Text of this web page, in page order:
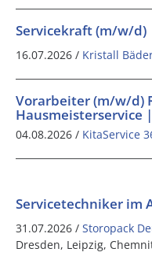
Servicekraft (m/w/d)
16.07.2026 / Kristall
Vorarbeiter (m/w/d)
Hausmeisterservice
04.08.2026 / KitaService
Servicetechniker im
31.07.2026 / Storopack
Dresden, Leipzig,